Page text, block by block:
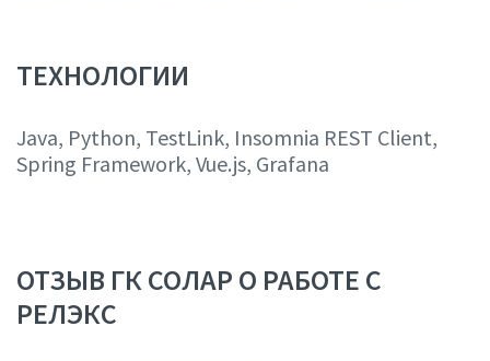
ТЕХНОЛОГИИ
Java, Python, TestLink, Insomnia REST Client,
Spring Framework, Vue.js, Grafana
ОТЗЫВ ГК СОЛАР О РАБОТЕ С
РЕЛЭКС